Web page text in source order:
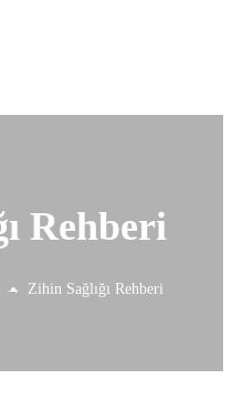
Rehberi
Zihin Sağlığı Rehberi